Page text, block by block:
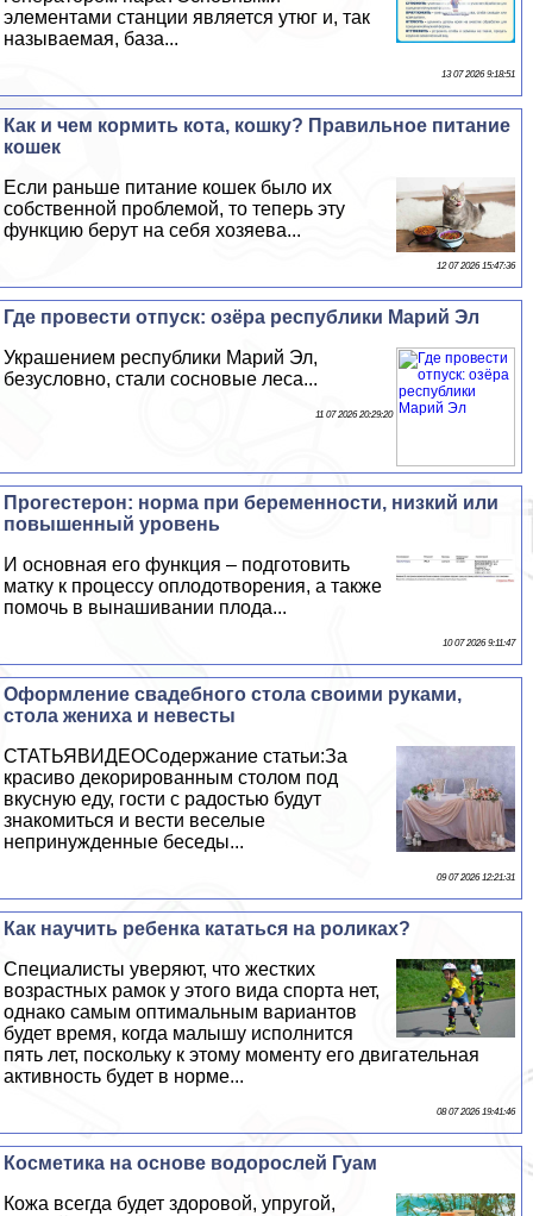
элементами станции является утюг и, так
называемая, база...
13 07 2026 9:18:51
Как и чем кормить кота, кошку? Правильное питание
кошек
Если раньше питание кошек было их
собственной проблемой, то теперь эту
функцию берут на себя хозяева...
12 07 2026 15:47:36
Где провести отпуск: озёра республики Марий Эл
Украшением республики Марий Эл,
безусловно, стали сосновые леса...
11 07 2026 20:29:20
Прогестерон: норма при беременности, низкий или
повышенный уровень
И основная его функция – подготовить
матку к процессу оплодотворения, а также
помочь в вынашивании плода...
10 07 2026 9:11:47
Оформление свадебного стола своими руками,
стола жениха и невесты
СТАТЬЯВИДЕОСодержание статьи:За
красиво декорированным столом под
вкусную еду, гости с радостью будут
знакомиться и вести веселые
непринужденные беседы...
09 07 2026 12:21:31
Как научить ребенка кататься на роликах?
Специалисты уверяют, что жестких
возрастных рамок у этого вида спорта нет,
однако самым оптимальным вариантов
будет время, когда малышу исполнится
пять лет, поскольку к этому моменту его двигательная
активность будет в норме...
08 07 2026 19:41:46
Косметика на основе водорослей Гуам
Кожа всегда будет здоровой, упругой,